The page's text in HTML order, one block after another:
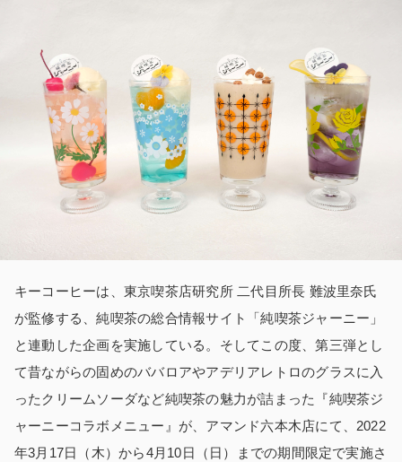
キーコーヒーは、 東京喫茶店研究所 二代目所長 難波里奈氏
が監修する、純喫茶の総合情報サイト「純喫茶ジャーニー」
と連動した企画を実施している。そしてこの度、第三弾とし
て昔ながらの固めのババロアやアデリアレトロのグラスに入
ったクリームソーダなど純喫茶の魅力が詰まった『純喫茶ジ
ャーニーコラボメニュー』が、アマンド六本木店にて、2022
年3月17日（木）から4月10日（日）までの期間限定で実施さ